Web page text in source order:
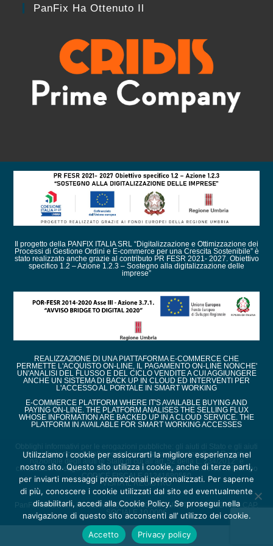
PanFix Ha Ottenuto Il
Il progetto della PANFIX ITALIA SRL “Digitalizzazione e Ottimizzazione dei
Processi di Gestione Ordini e E-commerce per una Crescita Sostenibile” è
stato realizzato anche grazie al contributo PR FESR 2021- 2027. Obiettivo
specifico 1.2 – Azione 1.2.3 – Sostegno alla digitalizzazione delle
imprese”
REALIZZAZIONE DI UNA PIATTAFORMA E-COMMERCE CHE
PERMETTE L'ACQUISTO ON-LINE, IL PAGAMENTO ON-LINE NONCHE'
UN'ANALISI DEL FLUSSO E DEL CICLO VENDITE A CUI AGGIUNGERE
ANCHE UN SISTEMA DI BACK UP IN CLOUD ED INTERVENTI PER
L'ACCESSO AL PORTALE IN SMART WORKING
E-COMMERCE PLATFORM WHERE IT'S AVAILABLE BUYING AND
PAYING ON-LINE. THE PLATFORM ANALISES THE SELLING FLUX
WHOSE INFORMATION ARE BACKED UP IN A CLOUD SERVICE. THE
PLATFORM IN AVAILABLE FOR SMART WORKING ACCESSES
Obblighi informativi per le erogazioni pubbliche: gli aiuti di Stato e gli aiuti
de minimis ricevuti dalla nostra impresa sono contenuti nel Registro
nazionale degli aiuti di Stato di cui all’art. 52 della L. 234/2012” e
consultabili al seguente link, inserendo come chiave di ricerca nel campo
CODICE FISCALE 01241680550
VISITA IL REGISTRO
PanFix Italia s.r.l. - Partita IVA : 01241680550 - URI TR - REA 82450 - CAP.
SOCIALE 10.000€
Utilizziamo i cookie per assicurarti la migliore esperienza nel
nostro sito. Questo sito utilizza i cookie, anche di terze parti,
per inviarti messaggi promozionali personalizzati. Per saperne
di più, conoscere i cookie utilizzati dal sito ed eventualmente
disabilitarli, accedi alla Cookie Policy. Se prosegui nella
navigazione di questo sito acconsenti all’ utilizzo dei cookie.
Accetto
Privacy policy